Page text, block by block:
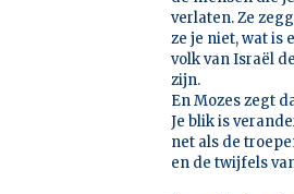
verlaten. Ze
ze je niet, wat is
volk van Israël
zijn.
En Mozes zegt
Je blik is
net als de
en de twijfels